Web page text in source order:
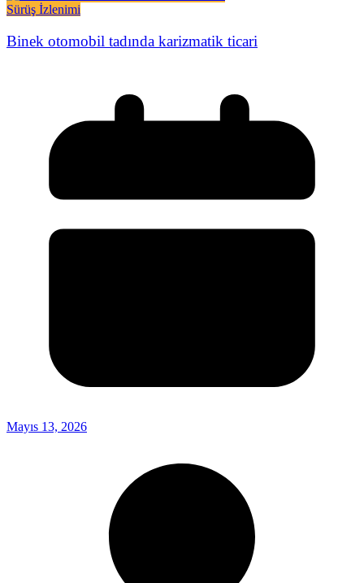
Sürüş İzlenimi
Binek otomobil tadında karizmatik ticari
Mayıs 13, 2026